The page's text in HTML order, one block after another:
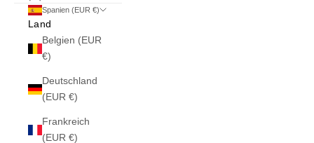
Spanien (EUR €)
Land
Belgien (EUR
€)
Deutschland
(EUR €)
Frankreich
(EUR €)